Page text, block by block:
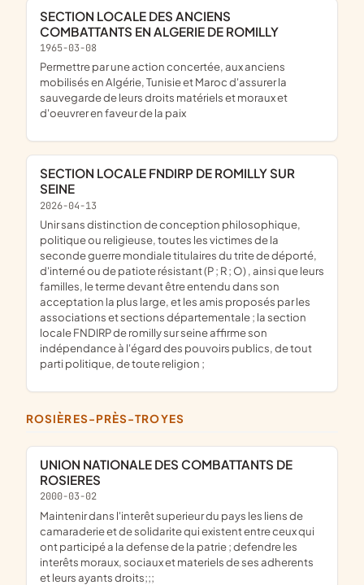
SECTION LOCALE DES ANCIENS
COMBATTANTS EN ALGERIE DE ROMILLY
1965-03-08
permettre par une action concertée, aux anciens
mobilisés en Algérie, Tunisie et Maroc d'assurer la
sauvegarde de leurs droits matériels et moraux et
d'oeuvrer en faveur de la paix
SECTION LOCALE FNDIRP DE ROMILLY SUR
SEINE
2026-04-13
unir sans distinction de conception philosophique,
politique ou religieuse, toutes les victimes de la
seconde guerre mondiale titulaires du trite de déporté,
d'interné ou de patiote résistant (P ; R ; O) , ainsi que leurs
familles, le terme devant être entendu dans son
acceptation la plus large, et les amis proposés par les
associations et sections départementale ; la section
locale FNDIRP de romilly sur seine affirme son
indépendance à l'égard des pouvoirs publics, de tout
parti politique, de toute religion ;
ROSIÈRES-PRÈS-TROYES
UNION NATIONALE DES COMBATTANTS DE
ROSIERES
2000-03-02
maintenir dans l'interêt superieur du pays les liens de
camaraderie et de solidarite qui existent entre ceux qui
ont participé a la defense de la patrie ; defendre les
interêts moraux, sociaux et materiels de ses adherents
et leurs ayants droits;;;